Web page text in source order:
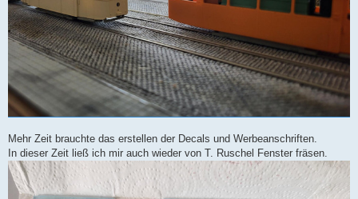
Mehr Zeit brauchte das erstellen der Decals und Werbeanschriften.
In dieser Zeit ließ ich mir auch wieder von T. Ruschel Fenster fräsen.